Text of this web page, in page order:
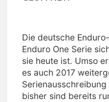
Die deutsche
Enduro One Serie
sie heute ist. Umso
es auch 2017
bisher sind bereits